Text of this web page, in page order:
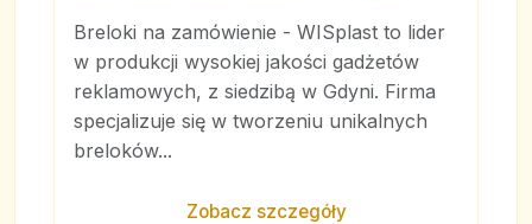
Breloki na zamówienie - WISplast to lider
w produkcji wysokiej jakości gadżetów
reklamowych, z siedzibą w Gdyni. Firma
specjalizuje się w tworzeniu unikalnych
breloków...
Zobacz szczegóły